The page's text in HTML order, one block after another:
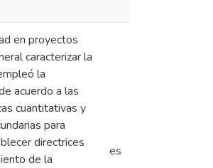
en proyectos
caracterizar la
la
acuerdo a las
cuantitativas y
para
directrices
de la
es